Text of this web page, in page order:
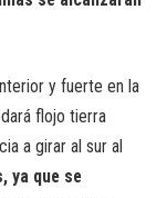
y fuerte en la
flojo tierra
a girar al sur al
ya que se